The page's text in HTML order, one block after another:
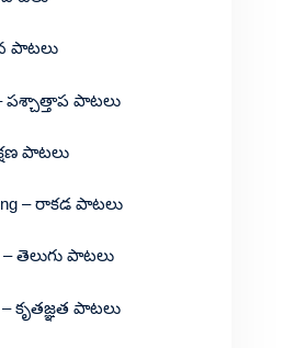
పాటలు
పశ్చాత్తాప పాటలు
పాటలు
– రాకడ పాటలు
– తెలుగు పాటలు
– కృతజ్ఞత పాటలు